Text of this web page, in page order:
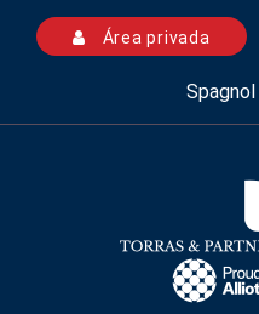
Área privada
Spagnol